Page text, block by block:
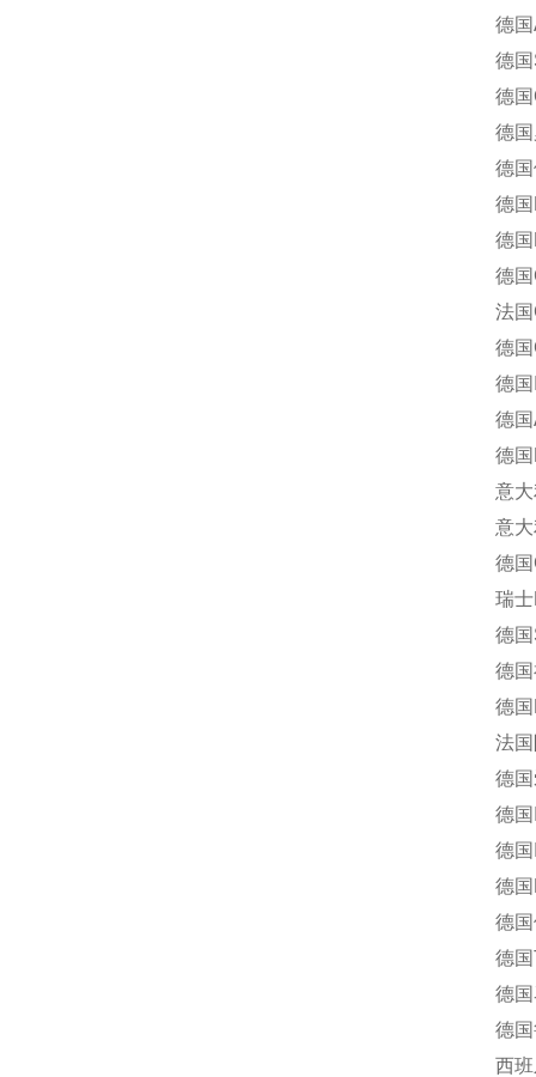
德国
德国
德国
德国罗
德国倍
德国
德国
德国
法国
德国
德国
德国
德国
意大利
意大利
德国
瑞士
德国
德国福
德国
法国
德国爱
德国
德国
德国
德国伦
德国
德国马
德国鲁
西班